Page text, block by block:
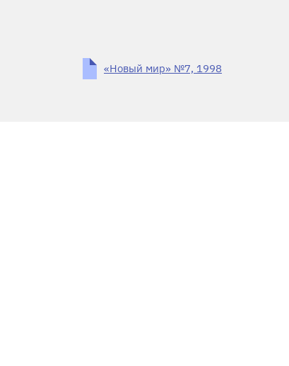
«Новый мир» №7, 1998